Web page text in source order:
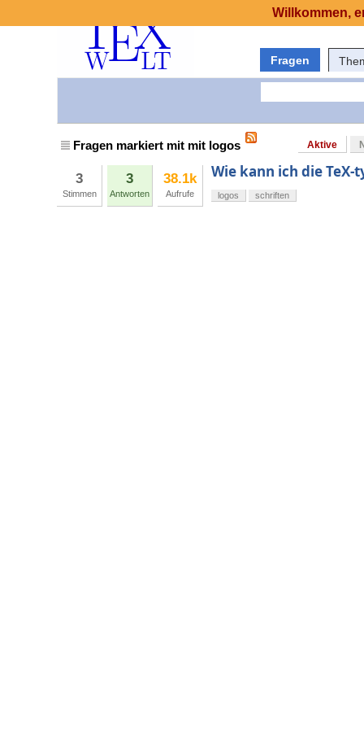
Fragen
Fragen markiert mit mit logos Aktive
3
Stimmen
3
Antworten
38.1k
Aufrufe
Wie kann ich die
logos schriften
Willkommen,